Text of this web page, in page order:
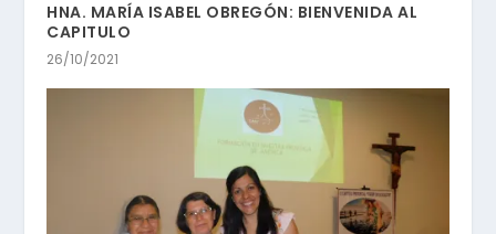
HNA. MARÍA ISABEL OBREGÓN: BIENVENIDA AL
CAPITULO
26/10/2021